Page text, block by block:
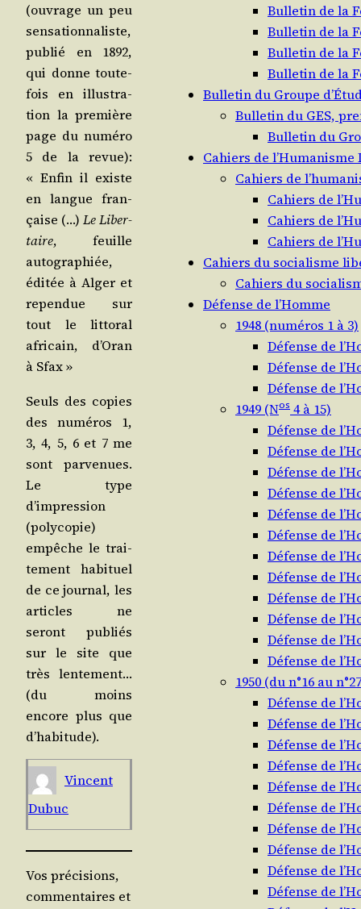
(ouvrage un peu
sen­sa­tion­na­liste,
publié en 1892,
qui donne tou­te­
fois en illus­tra­
tion la pre­mière
page du numé­ro
5 de la revue):
« Enfin il existe
en langue fran­
çaise (…) Le Liber­
taire, feuille
auto­gra­phiée,
édi­tée à Alger et
repen­due sur
tout le lit­to­ral
afri­cain, d’Oran
à Sfax »
Seuls des copies
des numé­ros 1,
3, 4, 5, 6 et 7 me
sont par­ve­nues.
Le type
d’impression
(poly­co­pie)
empêche le trai­
te­ment habi­tuel
de ce jour­nal, les
articles ne
seront publiés
sur le site que
très len­te­ment…
(du moins
encore plus que
d’habitude).
Vincent
Dubuc
Vos précisions,
commentaires et
Bulletin de la
Bulletin de la
Bulletin de la
Bulletin de la
Bulletin du Groupe
Bulletin du GES,
Bulletin du
Cahiers de
Cahiers de
Cahiers de
Cahiers de
Cahiers de
Cahiers du socialisme
Cahiers du
Défense de l’Homme
1948 (numéros 1 à 3)
Défense de
Défense de
Défense de
1949 (Nos 4 à 15)
Défense de
Défense de
Défense de
Défense de
Défense de
Défense de
Défense de
Défense de
Défense de
Défense de
Défense de
Défense de
1950 (du n°16 au
Défense de
Défense de
Défense de
Défense de
Défense de
Défense de
Défense de
Défense de
Défense de
Défense de